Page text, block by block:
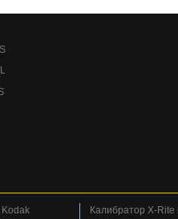
Калибратор X-